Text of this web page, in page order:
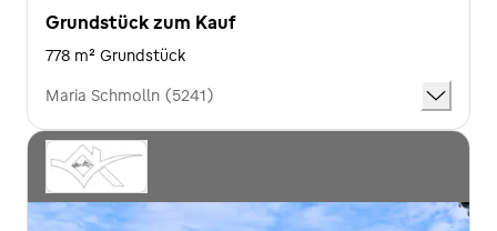
Grundstück zum Kauf
778 m² Grundstück
Maria Schmolln (5241)